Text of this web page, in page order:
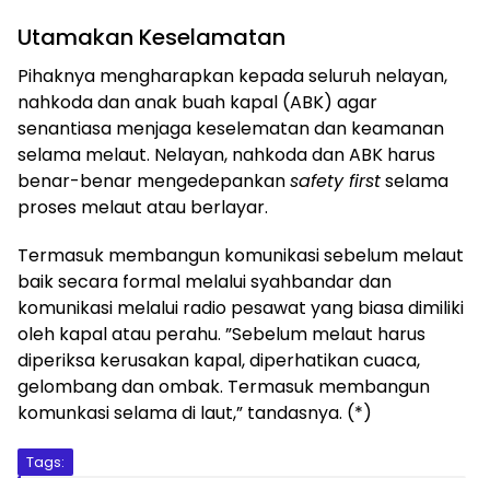
Utamakan Keselamatan
Pihaknya mengharapkan kepada seluruh nelayan,
nahkoda dan anak buah kapal (ABK) agar
senantiasa menjaga keselematan dan keamanan
selama melaut. Nelayan, nahkoda dan ABK harus
benar-benar mengedepankansafety firstselama
proses melaut atau berlayar.
Termasuk membangun komunikasi sebelum melaut
baik secara formal melalui syahbandar dan
komunikasi melalui radio pesawat yang biasa dimiliki
oleh kapal atau perahu. ”Sebelum melaut harus
diperiksa kerusakan kapal, diperhatikan cuaca,
gelombang dan ombak. Termasuk membangun
komunkasi selama di laut,” tandasnya. (*)
Tags: